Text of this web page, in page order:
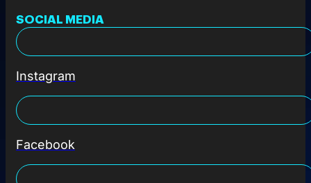
SOCIAL MEDIA
Instagram
Facebook